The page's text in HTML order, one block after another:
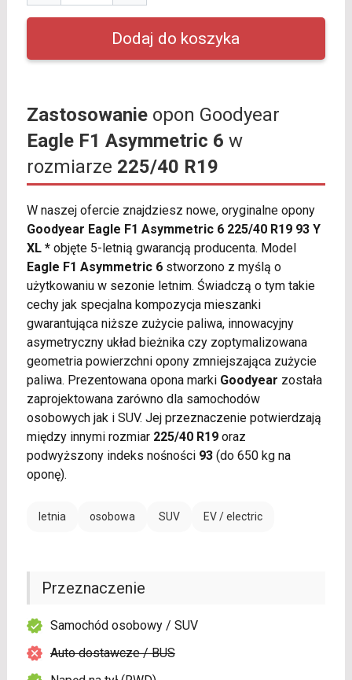
Zastosowanieopon Goodyear
Eagle F1 Asymmetric 6 w
rozmiarze 225/40 R19
W naszej ofercie znajdziesz nowe, oryginalne opony
Goodyear Eagle F1 Asymmetric 6 225/40 R19 93 Y
XL *objęte 5-letnią gwarancją producenta. Model
Eagle F1 Asymmetric 6stworzono z myślą o
użytkowaniu w sezonie letnim. Świadczą o tym takie
cechy jak specjalna kompozycja mieszanki
gwarantująca niższe zużycie paliwa, innowacyjny
asymetryczny układ bieżnika czy zoptymalizowana
geometria powierzchni opony zmniejszająca zużycie
paliwa. Prezentowana opona marki Goodyear została
zaprojektowana zarówno dla samochodów
osobowych jak i SUV. Jej przeznaczenie potwierdzają
między innymi rozmiar 225/40 R19oraz
podwyższony indeks nośności 93(do 650 kg na
oponę).
letnia osobowa SUV EV / electric
Przeznaczenie
Samochód osobowy / SUV
Auto dostawcze / BUS